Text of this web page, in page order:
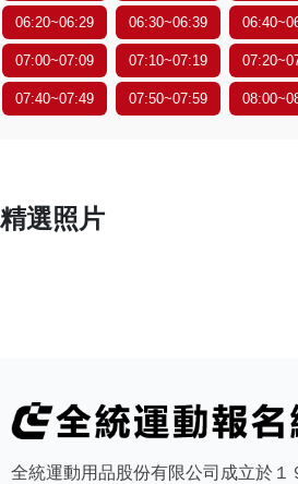
06:20~06:29 06:30~06:39
07:00~07:09 07:10~07:19
07:40~07:49 07:50~07:59
精選照片
全統運動用品股份有限公司成立於１